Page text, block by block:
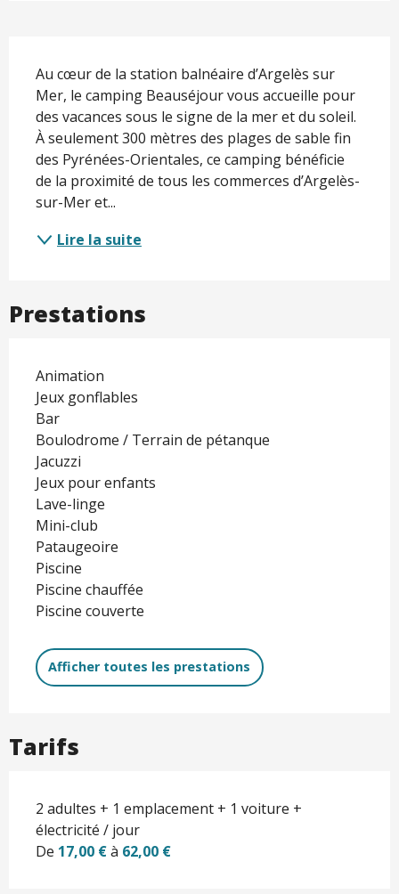
Au cœur de la station balnéaire d’Argelès sur
Mer, le camping Beauséjour vous accueille pour
des vacances sous le signe de la mer et du soleil.
À seulement 300 mètres des plages de sable fin
des Pyrénées-Orientales, ce camping bénéficie
de la proximité de tous les commerces d’Argelès-
sur-Mer et...
Lire la suite
Prestations
Animation
Jeux gonflables
Bar
Boulodrome / Terrain de pétanque
Jacuzzi
Jeux pour enfants
Lave-linge
Mini-club
Pataugeoire
Piscine
Piscine chauffée
Piscine couverte
Afficher toutes les prestations
Tarifs
2 adultes + 1 emplacement + 1 voiture +
électricité / jour
De 17,00 €à 62,00 €